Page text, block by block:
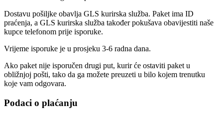
Dostavu pošiljke obavlja GLS kurirska služba. Paket ima ID
praćenja, a GLS kurirska služba također pokušava obavijestiti naše
kupce telefonom prije isporuke.
Vrijeme isporuke je u prosjeku 3-6 radna dana.
Ako paket nije isporučen drugi put, kurir će ostaviti paket u
obližnjoj pošti, tako da ga možete preuzeti u bilo kojem trenutku
koje vam odgovara.
Podaci o plaćanju